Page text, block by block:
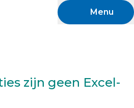
Menu
zijn geen Excel-